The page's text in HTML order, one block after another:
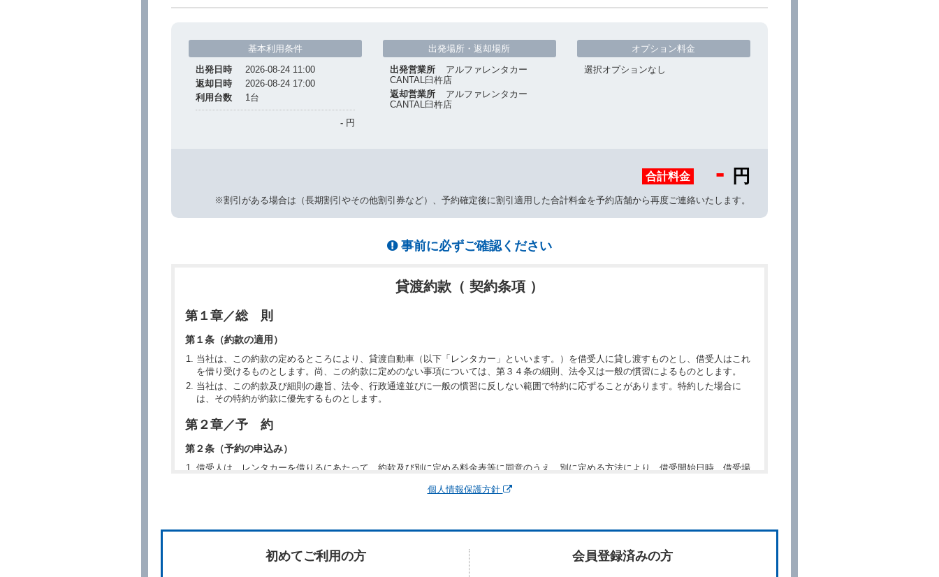
基本利用条件
出発日時
2026-08-24 11:00
返却日時
2026-08-24 17:00
利用台数
1台
- 円
出発場所・返却場所
出発営業所
アルファレンタカー
CANTAL臼杵店
返却営業所
アルファレンタカー
CANTAL臼杵店
オプション料金
選択オプションなし
合計料金 - 円
※割引がある場合は（長期割引やその他割引券など）、予約確定後に割引適用した合計料金を予約店舗から再度ご連絡いたします。
事前に必ずご確認ください
貸渡約款（ 契約条項 ）
第１章／総 則
第１条（約款の適用）
当社は、この約款の定めるところにより、貸渡自動車（以下「レンタカー」といいます。）を借受人に貸し渡すものとし、借受人はこれ
を借り受けるものとします。尚、この約款に定めのない事項については、第３４条の細則、法令又は一般の慣習によるものとします。
当社は、この約款及び細則の趣旨、法令、行政通達並びに一般の慣習に反しない範囲で特約に応ずることがあります。特約した場合に
は、その特約が約款に優先するものとします。
第２章／予 約
第２条（予約の申込み）
借受人は、レンタカーを借りるにあたって、約款及び別に定める料金表等に同意のうえ、別に定める方法により、借受開始日時、借受場
予約の申込みを行うことができます。なお、当社は、電話連絡並びに電子メールによる予約に応じますが、予約内容と実際に相違があっ
場合、借受人は、当社が特に認める場合を除き、別に定める予約申込金を支払うものとします。
第３条（予約の変更）
借受人は、前条第１項の借受条件を変更しようとするときは、あらかじめ当社の承諾を受けなければならないものとします。
個人情報保護方針
初めてご利用の方 会員登録済みの方